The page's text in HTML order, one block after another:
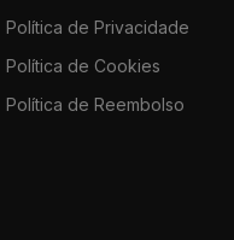
Política de Privacidade
Política de Cookies
Política de Reembolso